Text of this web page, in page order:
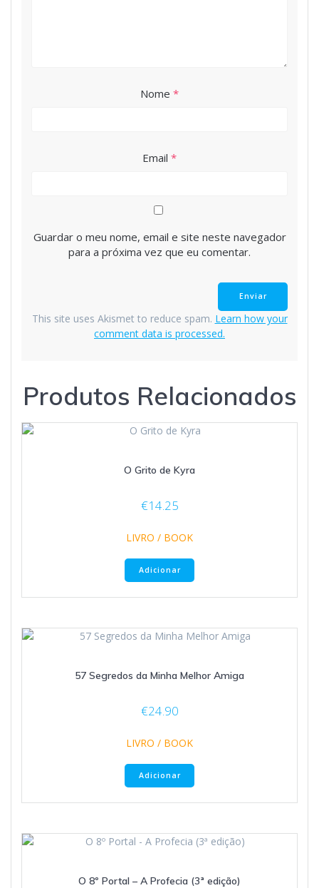
Nome *
Email *
Guardar o meu nome, email e site neste navegador
para a próxima vez que eu comentar.
This site uses Akismet to reduce spam. Learn how your
comment data is processed.
Produtos Relacionados
O Grito de Kyra
€14.25
LIVRO / BOOK
Adicionar
57 Segredos da Minha Melhor Amiga
€24.90
LIVRO / BOOK
Adicionar
O 8º Portal – A Profecia (3ª edição)